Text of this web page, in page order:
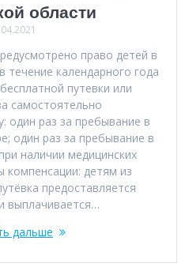
области
право детей в
течение календарного года
путевки или
самостоятельно
один раз за пребывание в
один раз за пребывание в
наличии медицинских
компенсации: детям из
предоставляется
выплачивается…
дальше